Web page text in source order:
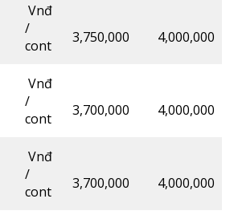
Vnđ
/
cont
3,750,000 4,000,000
Vnđ
/
cont
3,700,000 4,000,000
Vnđ
/
cont
3,700,000 4,000,000